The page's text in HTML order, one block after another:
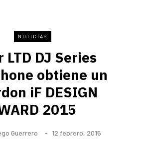
NOTICIAS
LTD DJ Series
obtiene un
iF DESIGN
2015
Guerrero 12 febrero, 2015